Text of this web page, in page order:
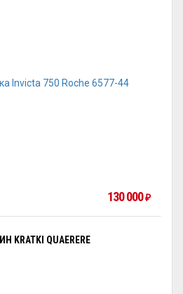
130 000 ₽
KRATKI QUAERERE